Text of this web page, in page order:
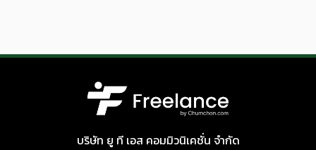
บริษัท ยู ที เอส คอมมิวนิเคชั่น จำกัด